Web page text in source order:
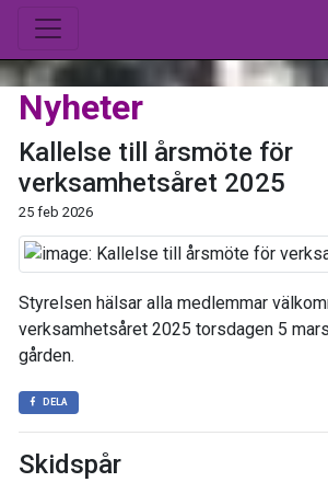
Nyheter
Kallelse till årsmöte för
verksamhetsåret 2025
25 feb 2026
Styrelsen hälsar alla medlemmar
verksamhetsåret 2025 torsdagen 5
gården.
DELA
Skidspår